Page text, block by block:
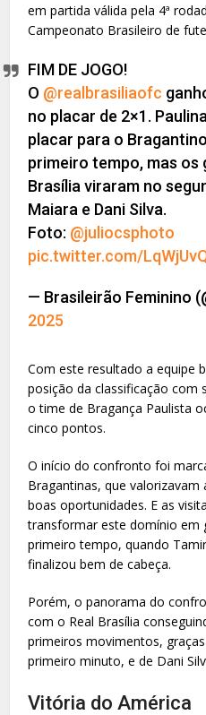
em partida válida pela 4ª
Campeonato Brasileiro de
FIM DE JOGO!
O @realbrasiliaofc
no placar de 2×1.
placar para o
primeiro tempo, mas os
Brasília viraram no
Maiara e Dani Silva.
Foto: @juliocsphoto
pic.twitter.com/
— Brasileirão Feminino
2025
Com este resultado a equipe
posição da classificação com
o time de Bragança Paulista
cinco pontos.
O início do confronto foi
Bragantinas, que valorizavam
boas oportunidades. E as
transformar este domínio em
primeiro tempo, quando
finalizou bem de cabeça.
Porém, o panorama do
com o Real Brasília
primeiros movimentos,
primeiro minuto, e de Dani
Vitória do América